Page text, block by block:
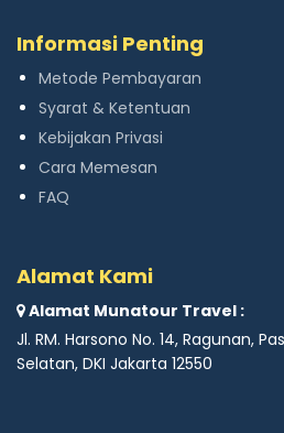
Informasi Penting
Metode Pembayaran
Syarat & Ketentuan
Kebijakan Privasi
Cara Memesan
FAQ
Alamat Kami
Alamat Munatour Travel :
Jl. RM. Harsono No. 14, Ragunan,
Selatan, DKI Jakarta 12550